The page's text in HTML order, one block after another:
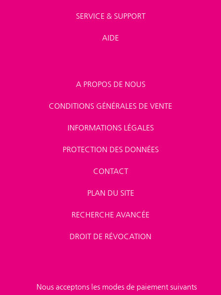
SERVICE & SUPPORT
AIDE
A PROPOS DE NOUS
CONDITIONS GÉNÉRALES DE VENTE
INFORMATIONS LÉGALES
PROTECTION DES DONNÉES
CONTACT
PLAN DU SITE
RECHERCHE AVANCÉE
DROIT DE RÉVOCATION
Nous acceptons les modes de paiement suivants